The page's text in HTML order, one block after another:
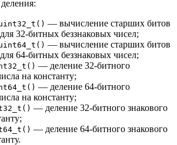
— вычисление старших битов
32-битных беззнаковых чисел;
— вычисление старших битов
64-битных беззнаковых чисел;
— деление 32-битного
на константу;
— деление 64-битного
на константу;
— деление 32-битного знакового
— деление 64-битного знакового